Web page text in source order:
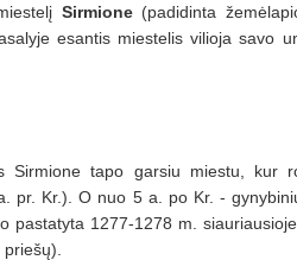
Sirmione (padidinta
esantis miestelis vilioja savo
Sirmione tapo garsiu miestu, kur
pr. Kr.). O nuo 5 a. po Kr. -
pastatyta 1277-1278 m.